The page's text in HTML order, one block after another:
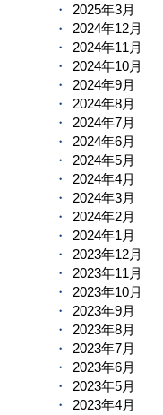
2025年3月
2024年12月
2024年11月
2024年10月
2024年9月
2024年8月
2024年7月
2024年6月
2024年5月
2024年4月
2024年3月
2024年2月
2024年1月
2023年12月
2023年11月
2023年10月
2023年9月
2023年8月
2023年7月
2023年6月
2023年5月
2023年4月